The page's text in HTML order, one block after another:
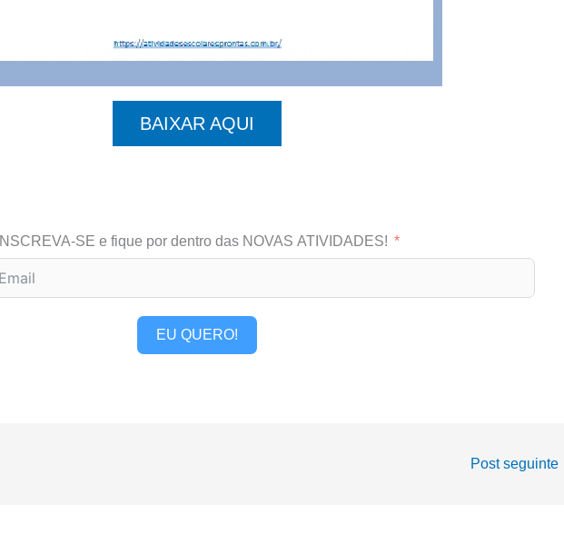
BAIXAR AQUI
INSCREVA-SE e fique por dentro das NOVAS ATIVIDADES!
EU QUERO!
Post seguinte